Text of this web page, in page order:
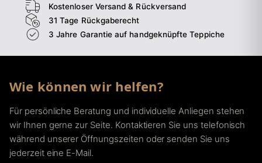
Kostenloser Versand & Rückversand
31 Tage Rückgaberecht
3 Jahre Garantie auf handgeknüpfte Teppiche
Wie können wir helfen?
Für persönliche Beratung und individuelle Anliegen stehen
wir Ihnen gerne zur Seite. Kontaktieren Sie uns telefonisch
während unserer Öffnungszeiten oder senden Sie uns
jederzeit eine E-Mail.